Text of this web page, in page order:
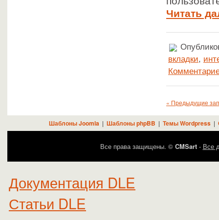
Читать
вкладки,
« Предыдущие
Шаблоны Joomla | Шаблоны phpBB | Темы Wordpress|
Все права защищены. © CMSart- Все
Документация DLE
Статьи DLE